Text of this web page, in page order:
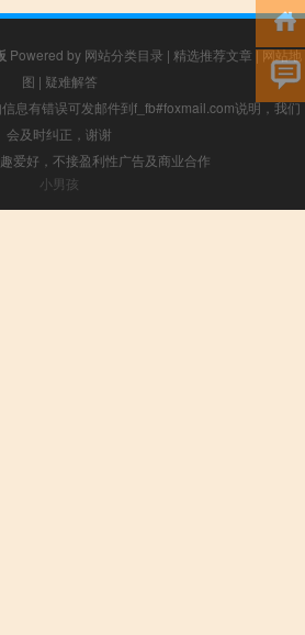
Powered by 网站分类目录 | 精选推荐文章 |网站地
图 | 疑难解答
息有错误可发邮件到f_fb#foxmail.com说明，我们
会及时纠正，谢谢
爱好，不接盈利性广告及商业合作
小男孩